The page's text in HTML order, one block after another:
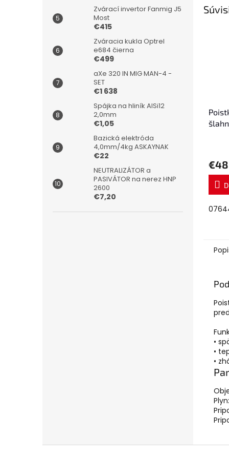
Zvárací invertor Fanmig J5
Most
€415
Zváracia kukla Optrel
e684 čierna
€499
aXe 320 IN MIG MAN-4 -
SET
€1 638
Spájka na hliník AlSi12
2,0mm
€1,05
Bazická elektróda
4,0mm/4kg ASKAYNAK
€22
NEUTRALIZÁTOR a
PASIVÁTOR na nerez HNP
2600
€7,20
€48
•
•
•
Plyn: